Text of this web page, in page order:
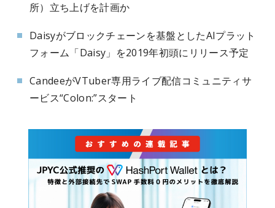
所）立ち上げを計画か
Daisyがブロックチェーンを基盤としたAIプラット
フォーム「Daisy」を2019年初頭にリリース予定
CandeeがVTuber専用ライブ配信コミュニティサ
ービス“Colon:”スタート